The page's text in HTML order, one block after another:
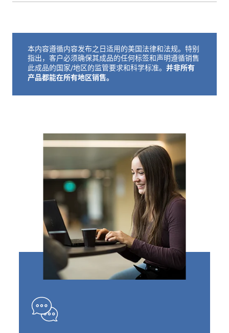
免责声明如下
本内容遵循内容发布之日适用的美国法律和法规。特别
指出，客户必须确保其成品的任何标签和声明遵循销售
此成品的国家/地区的监管要求和科学标准。 并非所有
产品都能在所有地区销售。